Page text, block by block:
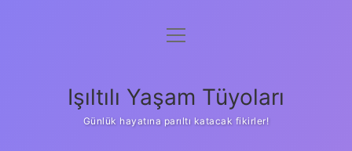
Anasayfa
Yasal Uyarı
menüyü
Işıltılı Yaşam Tüyoları
Günlük hayatına parıltı katacak fikirler!